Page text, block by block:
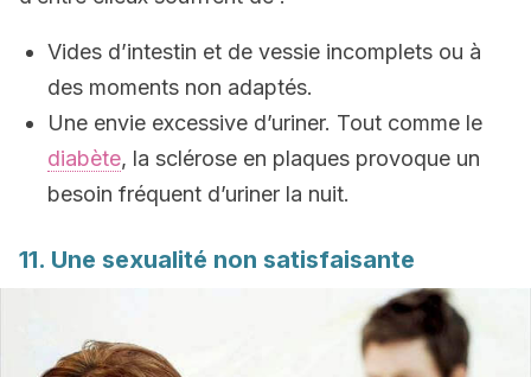
Vides d’intestin et de vessie incomplets ou à
des moments non adaptés.
Une envie excessive d’uriner. Tout comme le
diabète, la sclérose en plaques provoque un
besoin fréquent d’uriner la nuit.
11. Une sexualité non satisfaisante